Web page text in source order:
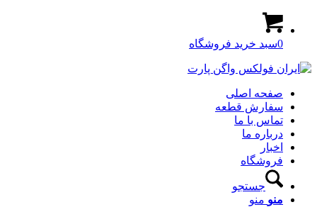
0سبد خرید فروشگاه
صفحه اصلی
سفارش قطعه
تماس با ما
درباره ما
اخبار
فروشگاه
جستجو
منو منو